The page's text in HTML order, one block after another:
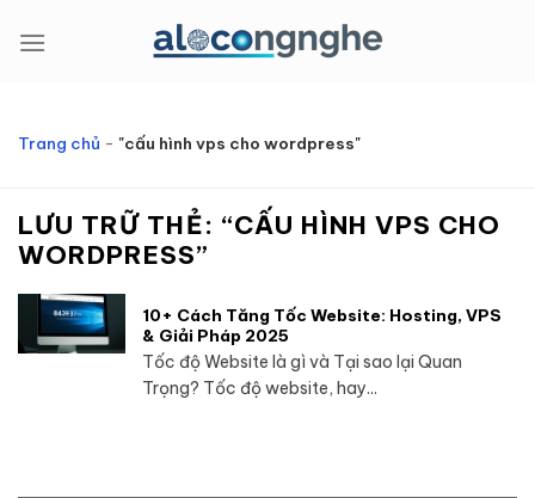
qua
Trang chủ - "cấu hình vps cho wordpress"
LƯU TRỮ THẺ: “CẤU HÌNH VPS CHO
WORDPRESS”
10+ Cách Tăng Tốc Website: Hosting, VPS
& Giải Pháp 2025
Tốc độ Website là gì và Tại sao lại Quan
Trọng? Tốc độ website, hay...